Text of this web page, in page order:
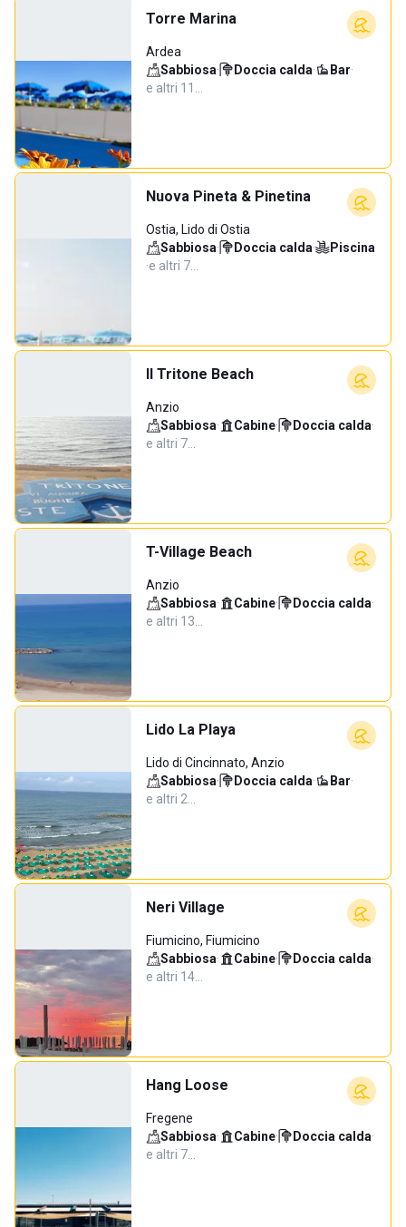
Torre Marina
Ardea
Sabbiosa· Doccia calda· Bar·
e altri 11…
Nuova Pineta & Pinetina
Ostia, Lido di Ostia
Sabbiosa· Doccia calda·
Piscina
·e altri 7…
Il Tritone Beach
Anzio
Sabbiosa· Cabine· Doccia calda·
e altri 7…
T-Village Beach
Anzio
Sabbiosa· Cabine· Doccia calda·
e altri 13…
Lido La Playa
Lido di Cincinnato, Anzio
Sabbiosa· Doccia calda· Bar·
e altri 2…
Neri Village
Fiumicino, Fiumicino
Sabbiosa· Cabine· Doccia calda·
e altri 14…
Hang Loose
Fregene
Sabbiosa· Cabine· Doccia calda·
e altri 7…